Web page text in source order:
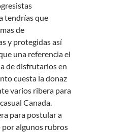
tendrías que
de
y protegidas así
una referencia el
de disfrutarlos en
cuesta la donaz
varios ribera para
Canada.
para postular a
por algunos rubros